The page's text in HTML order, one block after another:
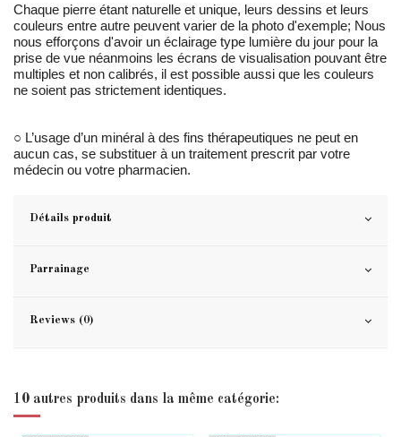
Chaque pierre étant naturelle et unique, leurs dessins et leurs
couleurs entre autre peuvent varier de la photo d'exemple; Nous
nous efforçons d'avoir un éclairage type lumière du jour pour la
prise de vue néanmoins les écrans de visualisation pouvant être
multiples et non calibrés, il est possible aussi que les couleurs
ne soient pas strictement identiques.
○ L’usage d’un minéral à des fins thérapeutiques ne peut en
aucun cas, se substituer à un traitement prescrit par votre
médecin ou votre pharmacien.
Détails produit
Parrainage
Reviews (0)
10 autres produits dans la même catégorie: